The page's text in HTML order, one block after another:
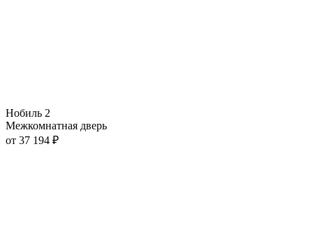
Нобиль 2
Межкомнатная дверь
от 37 194 ₽